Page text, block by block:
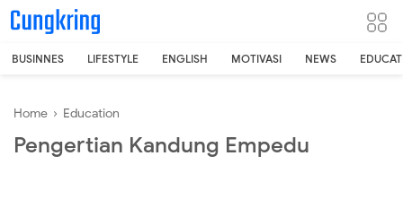
-->
BUSINNES LIFESTYLE ENGLISH MOTIVASI NEWS
Home › Education
Pengertian Kandung Empedu